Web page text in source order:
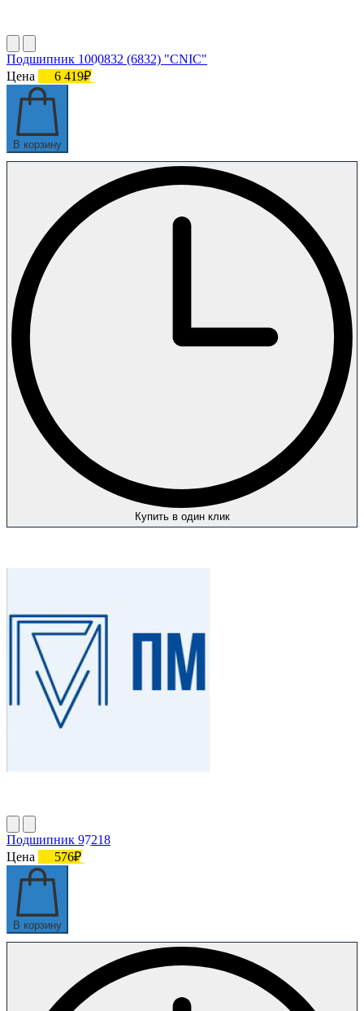
Подшипник 1000832 (6832) "CNIC"
Цена
6 419₽
В корзину
Купить в один клик
Подшипник 97218
Цена
576₽
В корзину